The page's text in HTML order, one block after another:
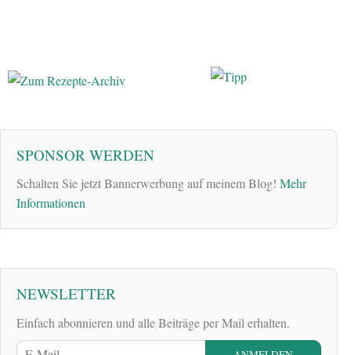
SPONSOR WERDEN
Schalten Sie jetzt Bannerwerbung auf meinem Blog! Mehr
Informationen
NEWSLETTER
Einfach abonnieren und alle Beiträge per Mail erhalten.